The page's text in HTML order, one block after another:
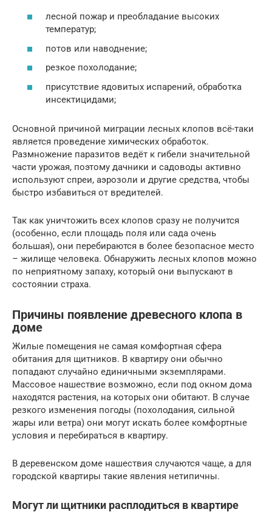
лесной пожар и преобладание высоких
температур;
потов или наводнение;
резкое похолодание;
присутствие ядовитых испарений, обработка
инсектицидами;
Основной причиной миграции лесных клопов всё-таки
является проведение химических обработок.
Размножение паразитов ведёт к гибели значительной
части урожая, поэтому дачники и садоводы активно
используют спреи, аэрозоли и другие средства, чтобы
быстро избавиться от вредителей.
Так как уничтожить всех клопов сразу не получится
(особенно, если площадь поля или сада очень
большая), они перебираются в более безопасное место
– жилище человека. Обнаружить лесных клопов можно
по неприятному запаху, который они выпускают в
состоянии страха.
Причины появление древесного клопа в
доме
Жилые помещения не самая комфортная сфера
обитания для щитников. В квартиру они обычно
попадают случайно единичными экземплярами.
Массовое нашествие возможно, если под окном дома
находятся растения, на которых они обитают. В случае
резкого изменения погоды (похолодания, сильной
жары или ветра) они могут искать более комфортные
условия и перебираться в квартиру.
В деревенском доме нашествия случаются чаще, а для
городской квартиры такие явления нетипичны.
Могут ли щитники расплодиться в квартире